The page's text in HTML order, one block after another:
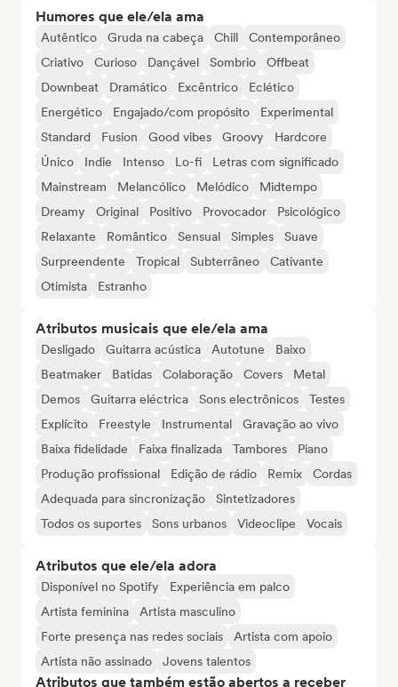
Humores que ele/ela ama
Autêntico Gruda na cabeça Chill
Contemporâneo
Criativo
Curioso Dançável Sombrio
Offbeat
Downbeat
Dramático Excêntrico
Eclético
Energético
Engajado/com propósito
Experimental
Standard
Fusion Good vibes Groovy
Hardcore
Único
Indie Intenso Lo-fi
Letras com significado
Mainstream
Melancólico Melódico
Midtempo
Dreamy
Original Positivo Provocador
Psicológico
Relaxante
Romântico Sensual Simples
Suave
Surpreendente
Tropical Subterrâneo
Cativante
Otimista
Estranho
Atributos musicais que ele/ela ama
Desligado Guitarra acústica Autotune
Baixo
Beatmaker
Batidas Colaboração Covers
Metal
Demos
Guitarra eléctrica Sons electrônicos
Testes
Explícito
Freestyle Instrumental
Gravação ao vivo
Baixa fidelidade
Faixa finalizada Tambores
Piano
Produção profissional
Edição de rádio Remix
Cordas
Adequada para sincronização
Sintetizadores
Todos os suportes
Sons urbanos Videoclipe Vocais
Atributos que ele/ela adora
Disponível no Spotify
Experiência em palco
Artista feminina
Artista masculino
Forte presença nas redes sociais
Artista com apoio
Artista não assinado
Jovens talentos
Atributos que também estão abertos a receber